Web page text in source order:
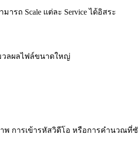
ารถ Scale แต่ละ Service ได้อิสระ
มวลผลไฟล์ขนาดใหญ่
พ การเข้ารหัสวิดีโอ หรือการคำนวณที่